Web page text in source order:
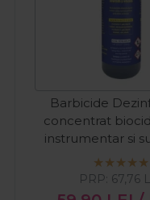
Barbicide
concentrat
instrumentar si
500ml
PRP: 67,76